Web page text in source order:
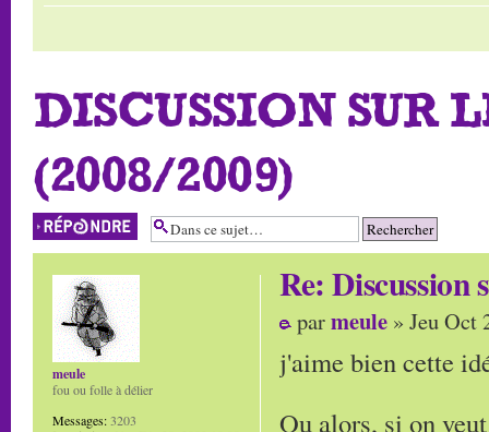
DISCUSSION SUR
(2008/2009)
Répondre
Re:
parmeule » Jeu Oct
j'aime bien cette
Ou alors, si on
meule
fou ou folle à délier
Messages:3203